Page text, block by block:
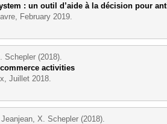
: un outil d’aide à la décision pour
February 2019.
(2018).
activities
Juillet 2018.
X. Schepler (2018).